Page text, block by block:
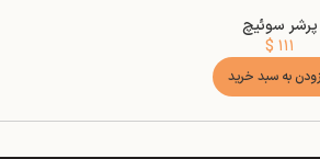
پرشر سوئیچ
$ ۱۱۱
به سبد خرید